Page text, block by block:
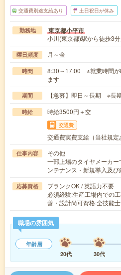
交通費別途支給あり 土日祝日が休み
勤務地 東京都小平市
小川(東京都)駅から徒歩3
曜日頻度 月～金
時間
8:30～17:00 ※就業時間が
ます
期間 【急募】即日～長期 ※長
時給 時給3500円＋交
交通費
交通費実費支給（当社規定
仕事内容
その他
一部上場のタイヤメーカ
ンテナンス・新規導入及
応募資格
ブランクOK / 英語力不要
必須経験:生産工場内での
善・設計尚可資格:全技能
職場の雰囲気
年齢層
20代
30代